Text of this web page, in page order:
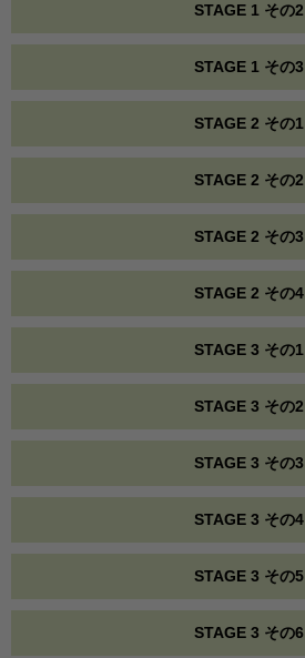
STAGE 1 その2
STAGE 1 その3
STAGE 2 その1
STAGE 2 その2
STAGE 2 その3
STAGE 2 その4
STAGE 3 その1
STAGE 3 その2
STAGE 3 その3
STAGE 3 その4
STAGE 3 その5
STAGE 3 その6